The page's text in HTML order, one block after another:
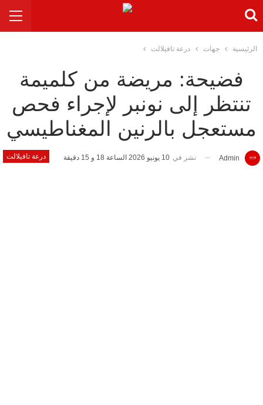
الرئيسية جهات درعة تافيلالت
فضيحة: مريضة من كلميمة
تنتظر إلى نونبر لإجراء فحص
مستعجل بالرنين المغناطيسي
درعة تافيلالت Admin نشر في 10 يونيو 2026 الساعة 18 و 15 دقيقة